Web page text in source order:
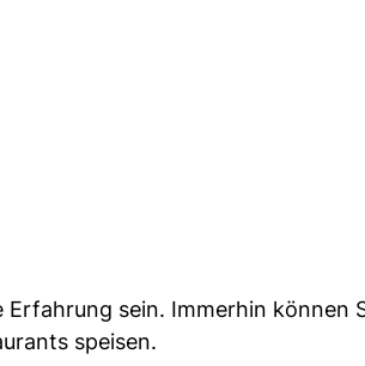
sein. Immerhin können
speisen.